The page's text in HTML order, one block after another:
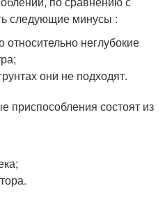
следующие минусы :
неглубокие
они не подходят.
приспособления состоят из